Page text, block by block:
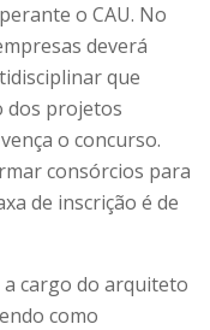
o CAU. No
deverá
que
dos projetos
o concurso.
consórcios para
de inscrição é de
a cargo do arquiteto
como